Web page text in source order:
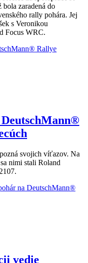
zaradená do
rally pohára. Jej
s Veronikou
Focus WRC.
Rallye
svojich víťazov. Na
nimi stali Roland
na DeutschMann®
vedie